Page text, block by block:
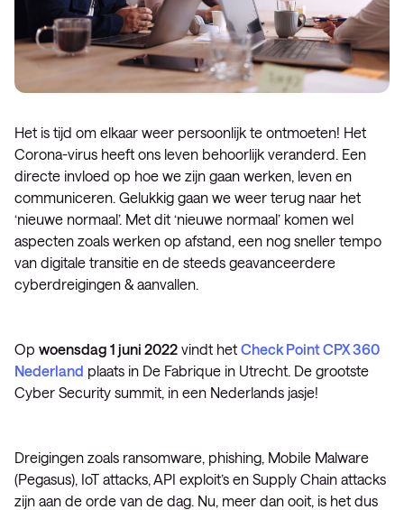
Het is tijd om elkaar weer persoonlijk te ontmoeten! Het
Corona-virus heeft ons leven behoorlijk veranderd. Een
directe invloed op hoe we zijn gaan werken, leven en
communiceren. Gelukkig gaan we weer terug naar het
‘nieuwe normaal’. Met dit ‘nieuwe normaal’ komen wel
aspecten zoals werken op afstand, een nog sneller tempo
van digitale transitie en de steeds geavanceerdere
cyberdreigingen & aanvallen.
Op woensdag 1 juni 2022 vindt het Check Point CPX 360
Nederland plaats in De Fabrique in Utrecht. De grootste
Cyber Security summit, in een Nederlands jasje!
Dreigingen zoals ransomware, phishing, Mobile Malware
(Pegasus), IoT attacks, API exploit’s en Supply Chain attacks
zijn aan de orde van de dag. Nu, meer dan ooit, is het dus